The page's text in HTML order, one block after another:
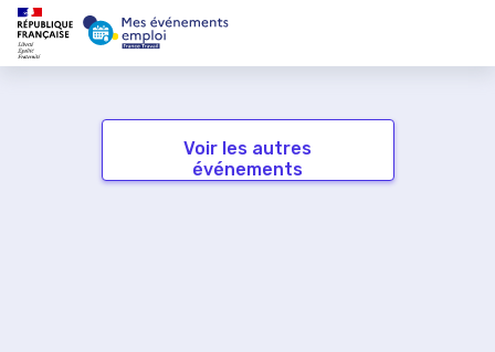
Voir les autres
événements